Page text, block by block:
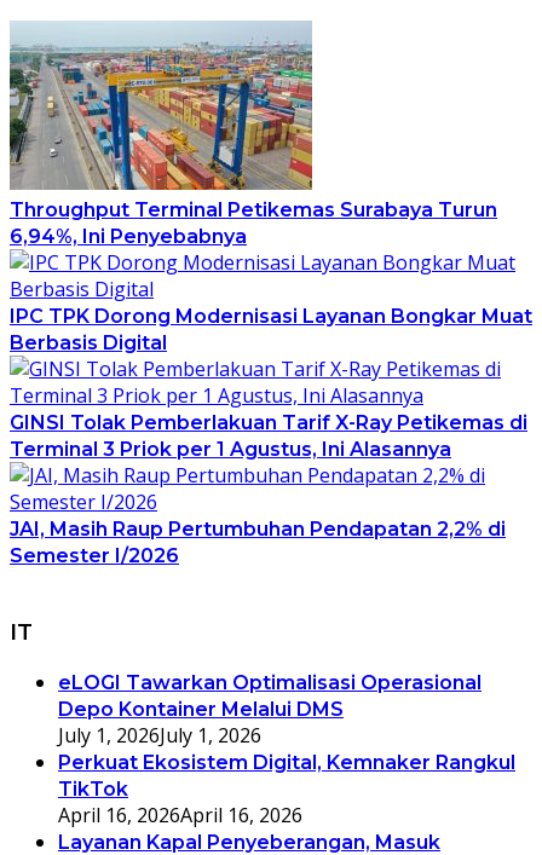
Throughput Terminal Petikemas Surabaya Turun
6,94%, Ini Penyebabnya
IPC TPK Dorong Modernisasi Layanan Bongkar Muat
Berbasis Digital
GINSI Tolak Pemberlakuan Tarif X-Ray Petikemas di
Terminal 3 Priok per 1 Agustus, Ini Alasannya
JAI, Masih Raup Pertumbuhan Pendapatan 2,2% di
Semester I/2026
IT
eLOGI Tawarkan Optimalisasi Operasional
Depo Kontainer Melalui DMS
July 1, 2026July 1, 2026
Perkuat Ekosistem Digital, Kemnaker Rangkul
TikTok
April 16, 2026April 16, 2026
Layanan Kapal Penyeberangan, Masuk